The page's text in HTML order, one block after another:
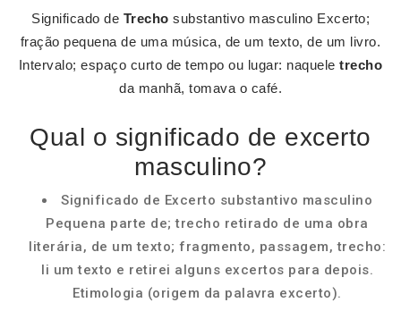
Significado de Trecho substantivo masculino Excerto;
fração pequena de uma música, de um texto, de um livro.
Intervalo; espaço curto de tempo ou lugar: naqueletrecho
da manhã, tomava o café.
Qual o significado de excerto
masculino?
Significado de Excerto substantivo masculino
Pequena parte de; trecho retirado de uma obra
literária, de um texto; fragmento, passagem, trecho:
li um texto e retirei alguns excertos para depois.
Etimologia (origem da palavra excerto).